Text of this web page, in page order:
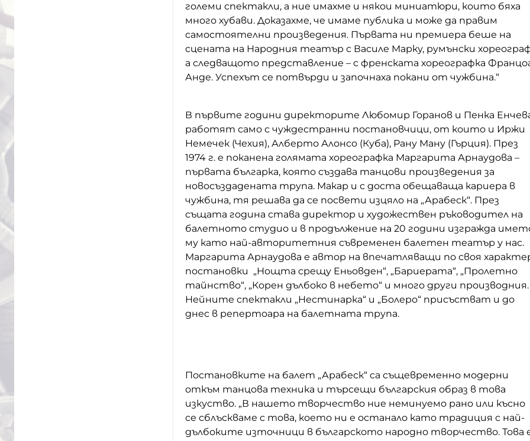
големи спектакли, а ние имахме и някои миниатюри, които бяха
много хубави. Доказахме, че имаме публика и може да правим
самостоятелни произведения. Първата ни премиера беше на
сцената на Народния театър с Василе Марку, румънски
а следващото представление – с френската хореографка
Анде. Успехът се потвърди и започнаха покани от чужбина.“
В първите години директорите Любомир Горанов и Пенка
работят само с чуждестранни постановчици, от които и Иржи
Немечек (Чехия), Алберто Алонсо (Куба), Рану Ману (Гърция). През
1974 г. е поканена голямата хореографка Маргарита Арнаудова –
първата българка, която създава танцови произведения за
новосъздадената трупа. Макар и с доста обещаваща кариера в
чужбина, тя решава да се посвети изцяло на „Арабеск“. През
същата година става директор и художествен ръководител на
балетното студио и в продължение на 20 години изгражда
му като най-авторитетния съвременен балетен театър у нас.
Маргарита Арнаудова е автор на впечатляващи по своя
постановки „Нощта срещу Еньовден“, „Бариерата“, „Пролетно
тайнство“, „Корен дълбоко в небето“ и много други производния.
Нейните спектакли „Нестинарка“ и „Болеро“ присъстват и до
днес в репертоара на балетната трупа.
Постановките на балет „Арабеск“ са същевременно модерни
откъм танцова техника и търсещи българския образ в това
изкуство. „В нашето творчество ние неминуемо рано или късно
се сблъскваме с това, което ни е останало като традиция с най-
дълбоките източници в българското народно творчество. Това